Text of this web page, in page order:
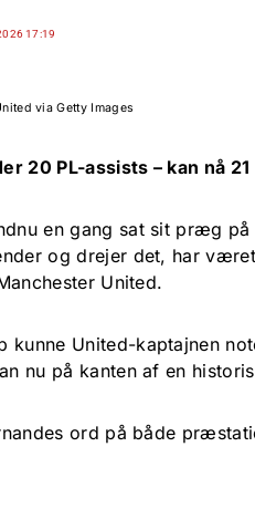
17:19
via Getty Images
20 PL-assists – kan nå
en gang sat sit præg
og drejer det, har
United.
kunne United-kaptajnen
nu på kanten af en
ord på både